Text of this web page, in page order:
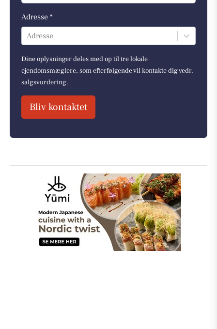
Adresse *
Adresse
Dine oplysninger deles med op til tre lokale
ejendomsmæglere, som efterfølgende vil kontakte dig vedr.
salgsvurdering.
Bliv kontaktet